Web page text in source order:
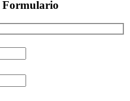
Formulario